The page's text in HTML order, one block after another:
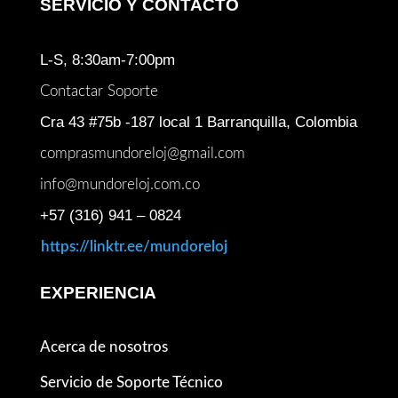
SERVICIO Y CONTACTO
L-S, 8:30am-7:00pm
Contactar Soporte
Cra 43 #75b -187 local 1 Barranquilla, Colombia
comprasmundoreloj@gmail.com
info@mundoreloj.com.co
+57 (316) 941 – 0824
https://linktr.ee/mundoreloj
EXPERIENCIA
Acerca de nosotros
Servicio de Soporte Técnico